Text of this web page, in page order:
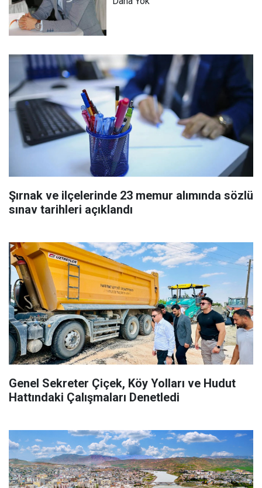
Şırnak ve ilçelerinde 23 memur alımında sözlü
sınav tarihleri açıklandı
Genel Sekreter Çiçek, Köy Yolları ve Hudut
Hattındaki Çalışmaları Denetledi